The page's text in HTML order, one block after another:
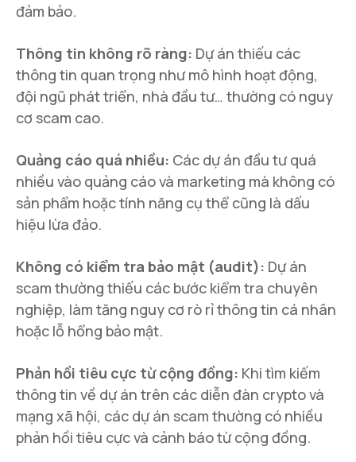
đảm bảo.
Thông tin không rõ ràng: Dự án thiếu các
thông tin quan trọng như mô hình hoạt động,
đội ngũ phát triển, nhà đầu tư… thường có nguy
cơ scam cao.
Quảng cáo quá nhiều: Các dự án đầu tư quá
nhiều vào quảng cáo và marketing mà không có
sản phẩm hoặc tính năng cụ thể cũng là dấu
hiệu lừa đảo.
Không có kiểm tra bảo mật (audit): Dự án
scam thường thiếu các bước kiểm tra chuyên
nghiệp, làm tăng nguy cơ rò rỉ thông tin cá nhân
hoặc lỗ hổng bảo mật.
Phản hồi tiêu cực từ cộng đồng: Khi tìm kiếm
thông tin về dự án trên các diễn đàn crypto và
mạng xã hội, các dự án scam thường có nhiều
phản hồi tiêu cực và cảnh báo từ cộng đồng.